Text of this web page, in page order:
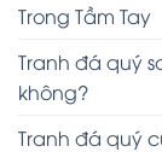
Trong Tầm Tay
Tranh đá quý
không?
Tranh đá quý